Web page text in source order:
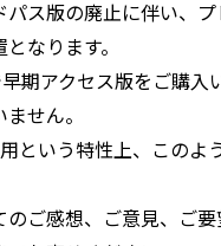
パス版の廃止に伴い、
なります。
期アクセス版をご購入
せん。
という特性上、このよ
ご感想、ご意見、ご要